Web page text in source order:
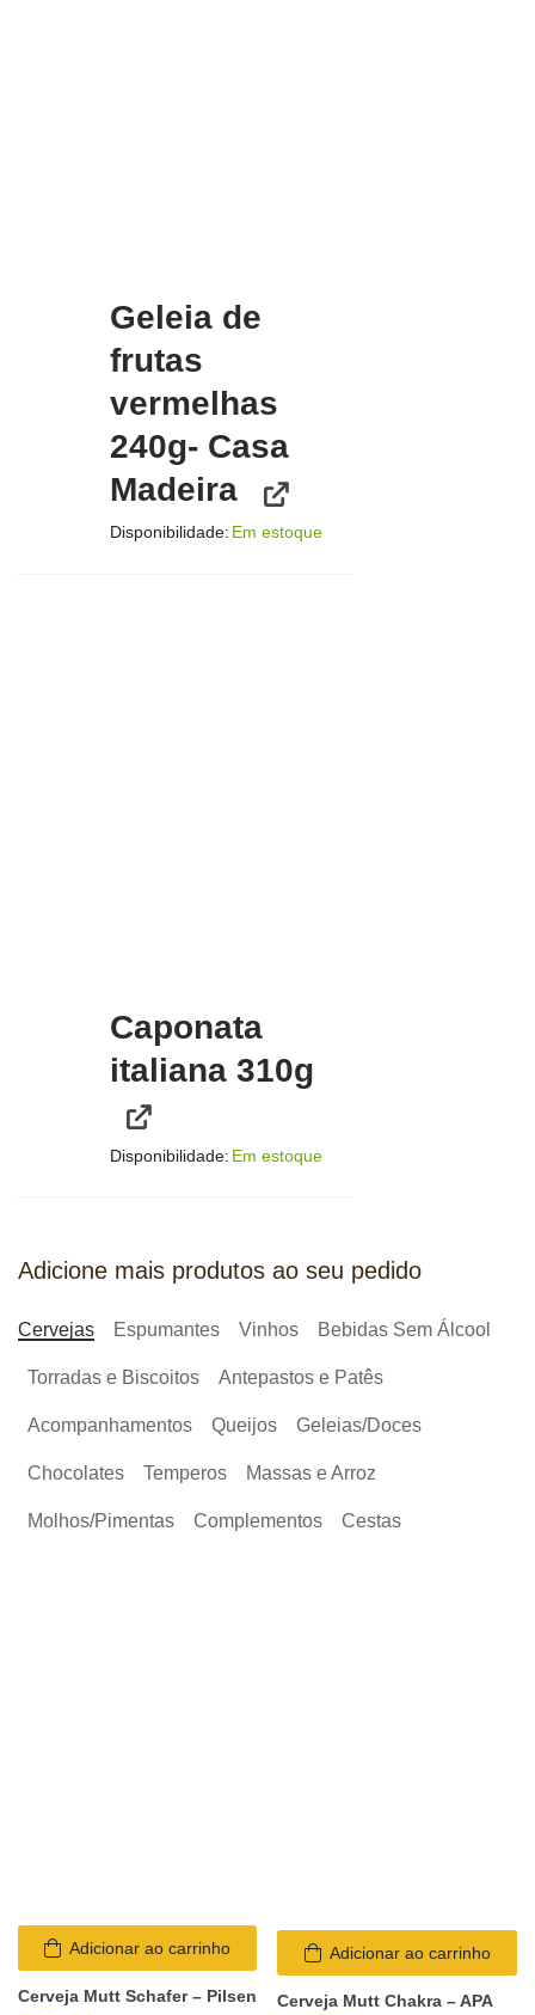
Geleia de
frutas
vermelhas
240g- Casa
Madeira
Disponibilidade: Em estoque
Caponata
italiana 310g
Disponibilidade: Em estoque
Adicione mais produtos ao seu pedido
Cervejas Espumantes Vinhos Bebidas Sem Álcool
Torradas e Biscoitos Antepastos e Patês
Acompanhamentos Queijos Geleias/Doces
Chocolates Temperos Massas e Arroz
Molhos/Pimentas Complementos Cestas
Adicionar ao carrinho
Cerveja Mutt Schafer – Pilsen
Adicionar ao carrinho
Cerveja Mutt Chakra – APA